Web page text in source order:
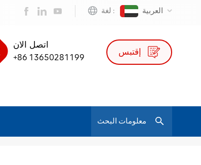
لغة :
اتصل الان
+86 13650281199